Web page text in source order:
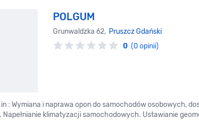
POLGUM
Grunwaldzka 62, Pruszcz Gdański
0 (0 opinii)
: Wymiana i naprawa opon do samochodów osobowych,
klimatyzacji samochodowych. Ustawianie